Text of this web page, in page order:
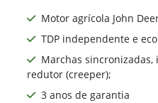
Motor agrícola John
TDP independente e
Marchas sincronizadas,
redutor (creeper);
3 anos de garantia